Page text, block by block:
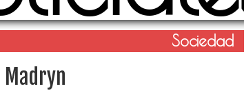
Sociedad
Madryn